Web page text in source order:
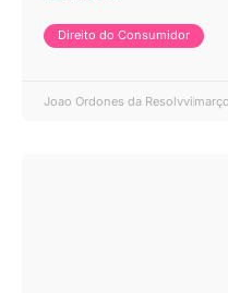
Direito do Consumidor
Joao Ordones da Resolvvi